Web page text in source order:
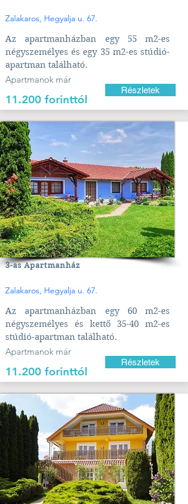
Zalakaros, Hegyalja u. 67.
Az apartmanházban egy 55 m2-es
négyszemélyes és egy 35 m2-es stúdió-
apartman található.
Apartmanok már
11.200 forinttól
Részletek
3-as Apartmanház
Zalakaros, Hegyalja u. 67.
Az apartmanházban egy 60 m2-es
négyszemélyes és kettő 35-40 m2-es
stúdió-apartman található.
Apartmanok már
11.200 forinttól
Részletek